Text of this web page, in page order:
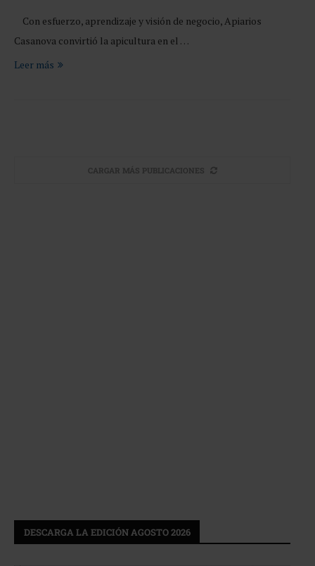
Con esfuerzo, aprendizaje y visión de negocio, Apiarios
Casanova convirtió la apicultura en el …
Leer más
CARGAR MÁS PUBLICACIONES
DESCARGA LA EDICIÓN AGOSTO 2026